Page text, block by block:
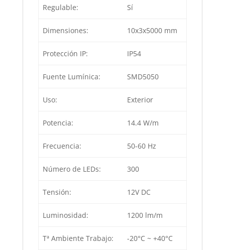
Regulable: Sí
Dimensiones: 10x3x5000 mm
Protección IP: IP54
Fuente Lumínica: SMD5050
Uso: Exterior
Potencia: 14.4 W/m
Frecuencia: 50-60 Hz
Número de LEDs: 300
Tensión: 12V DC
Luminosidad: 1200 lm/m
Tª Ambiente Trabajo: -20°C ~ +40°C